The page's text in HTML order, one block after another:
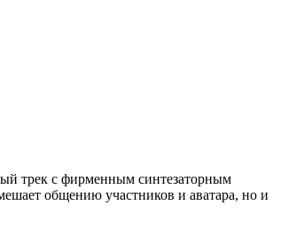
трек с фирменным синтезаторным
общению участников и аватара, но и